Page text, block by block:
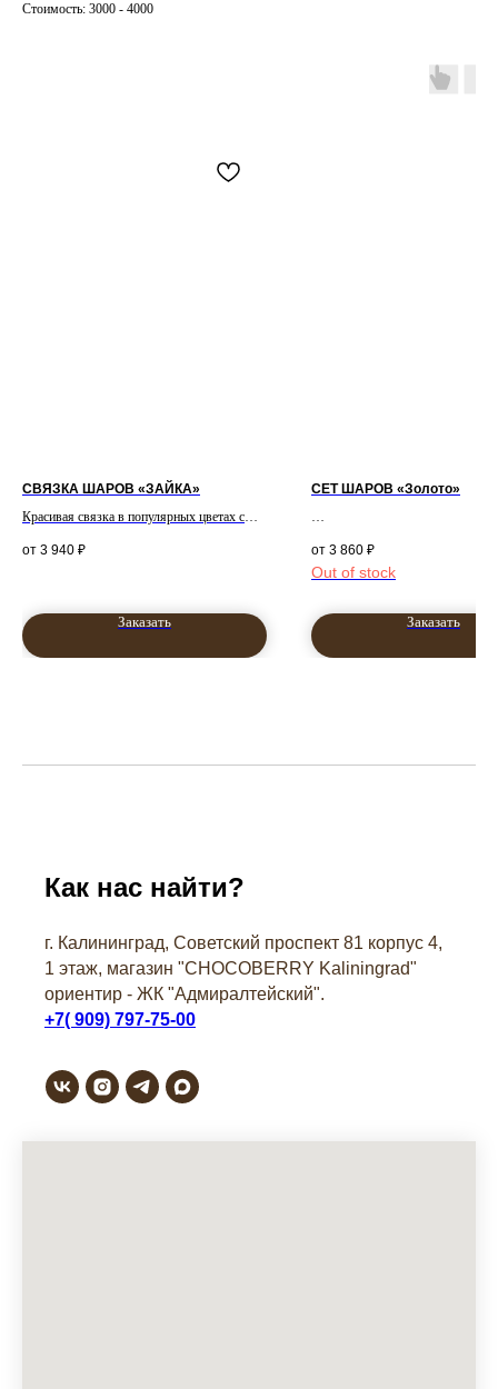
Стоимость: 3000 - 4000
СВЯЗКА ШАРОВ «ЗАЙКА»
Красивая связка в популярных цветах с
3 940 ₽
Заказать
СЕТ ШАРОВ «Золото»
хром с сердцами и фигурой
3 860 ₽
Out of stock
Заказать
Как нас найти?
г. Калининград, Советский проспект 81 корпус 4,
1 этаж, магазин "СHOCOBERRY Kaliningrad"
ориентир - ЖК "Адмиралтейский".
+7( 909) 797-75-00